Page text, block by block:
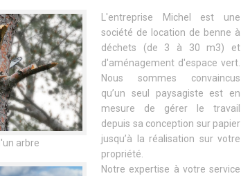
arbre
L'entreprise Michel est une
société de location de benne à
déchets (de 3 à 30 m3) et
d'aménagement d'espace vert.
Nous sommes convaincus
qu’un seul paysagiste est en
mesure de gérer le travail
depuis sa conception sur papier
jusqu’à la réalisation sur votre
propriété.
Notre expertise à votre service